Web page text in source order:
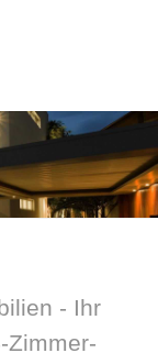
- Ihr
Zimmer-